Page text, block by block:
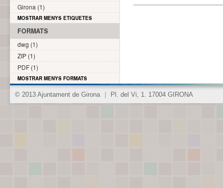
Girona (1)
MOSTRAR MENYS ETIQUETES
FORMATS
dwg (1)
ZIP (1)
PDF (1)
MOSTRAR MENYS FORMATS
© 2013 Ajuntament de Girona Pl. del Vi, 1. 17004 GIRONA